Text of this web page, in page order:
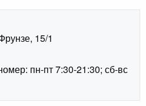
15/1
пн-пт 7:30-21:30; сб-вс